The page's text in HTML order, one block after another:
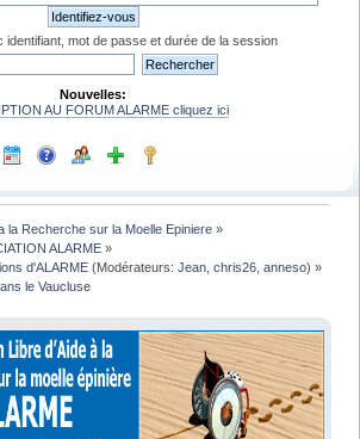
identifiant, mot de passe et durée de la session
Nouvelles:
AU FORUM ALARME cliquez ici
la Recherche sur la Moelle Epiniere »
ALARME »
d'ALARME (Modérateurs:Jean ,chris26 ,anneso) »
le Vaucluse